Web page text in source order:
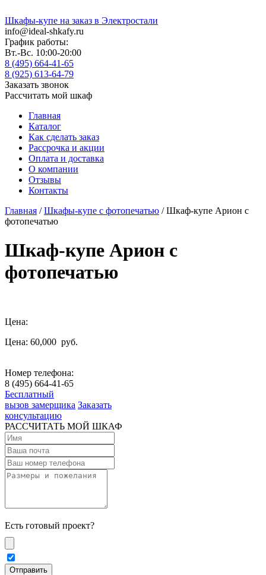
Шкафы-купе на заказ в Электростали
info@ideal-shkafy.ru
График работы:
Вт.-Вс. 10:00-20:00
8 (495) 664-41-65
8 (925) 613-64-79
Заказать звонок
Рассчитать мой шкаф
Главная
Каталог
Как сделать заказ
Рассрочка и акции
Оплата и доставка
О компании
Отзывы
Контакты
Главная /Шкафы-купе с фотопечатью / Шкаф-купе Арион с
фотопечатью
Шкаф-купе Арион с
фотопечатью
Цена:
Цена: 60,000 руб.
Номер телефона:
8 (495) 664-41-65
Бесплатный
вызов замерщика Заказать
консультацию
РАССЧИТАТЬ МОЙ ШКАФ
Есть готовый проект?